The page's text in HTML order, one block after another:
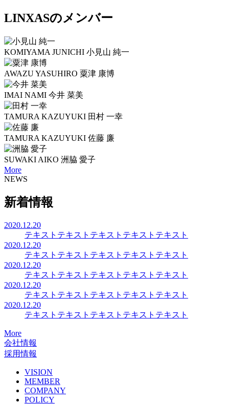
LINXASのメンバー
KOMIYAMA JUNICHI 小見山 純一
AWAZU YASUHIRO 粟津 康博
IMAI NAMI 今井 菜美
TAMURA KAZUYUKI 田村 一幸
TAMURA KAZUYUKI 佐藤 廉
SUWAKI AIKO 洲脇 愛子
More
NEWS
新着情報
2020.12.20
テキストテキストテキストテキストテキスト
2020.12.20
テキストテキストテキストテキストテキスト
2020.12.20
テキストテキストテキストテキストテキスト
2020.12.20
テキストテキストテキストテキストテキスト
2020.12.20
テキストテキストテキストテキストテキスト
More
会社情報
採用情報
VISION
MEMBER
COMPANY
POLICY